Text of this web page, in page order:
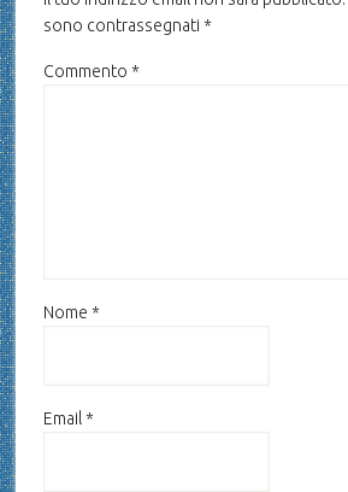
sono contrassegnati *
Commento *
Nome *
Email *